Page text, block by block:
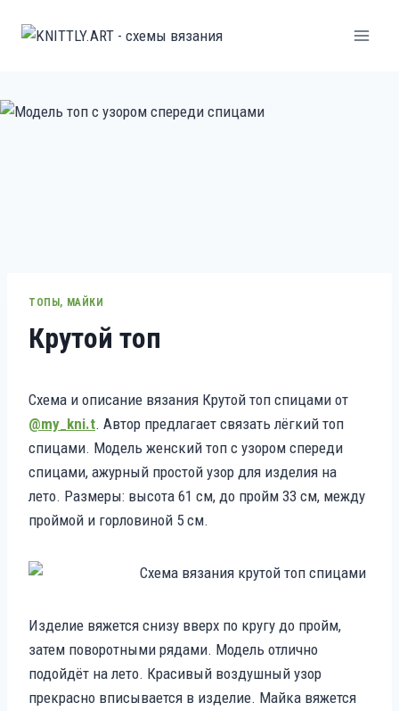
ТОПЫ, МАЙКИ
Крутой топ
Схема и описание вязания Крутой топ спицами от
@my_kni.t. Автор предлагает связать лёгкий топ
спицами. Модель женский топ с узором спереди
спицами, ажурный простой узор для изделия на
лето. Размеры: высота 61 см, до пройм 33 см, между
проймой и горловиной 5 см.
Изделие вяжется снизу вверх по кругу до пройм,
затем поворотными рядами. Модель отлично
подойдёт на лето. Красивый воздушный узор
прекрасно вписывается в изделие. Майка вяжется